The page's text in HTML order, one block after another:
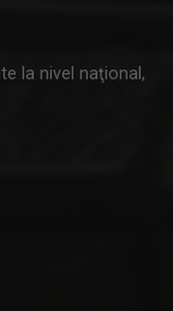
la nivel naţional,